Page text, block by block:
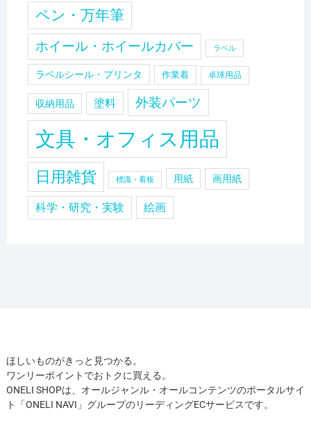
ペン・万年筆
ホイール・ホイールカバー ラベル
ラベルシール・プリンタ 作業着 卓球用品
収納用品 塗料 外装パーツ
文具・オフィス用品
日用雑貨 標識・看板 用紙 画用紙
科学・研究・実験 絵画
ほしいものがきっと見つかる。
ワンリーポイントでおトクに買える。
ONELI SHOPは、オールジャンル・オールコンテンツのポータルサイ
ト「ONELI NAVI」グループのリーディングECサービスです。